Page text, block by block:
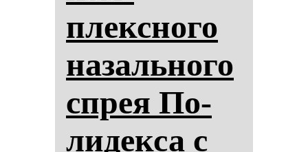
плексно­го
на­заль­но­го
спрея По­
ли­дек­са с